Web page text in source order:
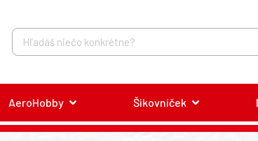
AeroHobby Šikovníček